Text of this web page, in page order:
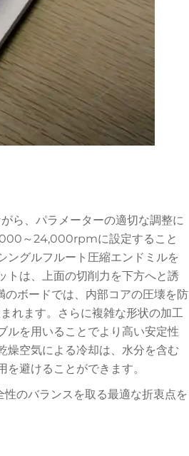
ら、パラメーターの適切な調整に
～24,000rpmに設定すること
ングルフルート圧縮エンドミルを
トは、上面の切削力を下方へと誘
ボードでは、内部コアの圧壊を防
れます。さらに複雑な形状の加工
ルを用いることでより高い安定性
燥空気による冷却は、水分を含む
避けることができます。
のバランスを取る最適な折衷点を